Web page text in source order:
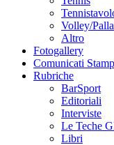
Volley/
Altro
Fotogallery
Comunicati
Rubriche
BarSport
Editoriali
Interviste
Le Teche
Libri